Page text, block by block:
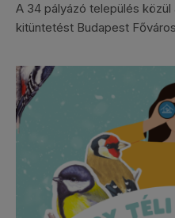
A 34 pályázó település
kitüntetést Budapest